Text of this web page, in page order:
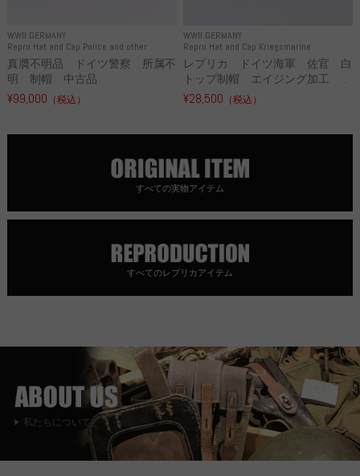
WWII GERMANY
Repro Hat and Cap Police and other
真贋不明品 ドイツ警察 所属不
明 制帽 中古品
¥99,000 （税込）
WWII GERMANY
Repro Hat and Cap Kriegsmarine
レプリカ ドイツ海軍 佐官 白
トップ制帽 エイジング加工 ...
¥28,500 （税込）
すべての実物アイテム
すべてのレプリカアイテム
私たちについて